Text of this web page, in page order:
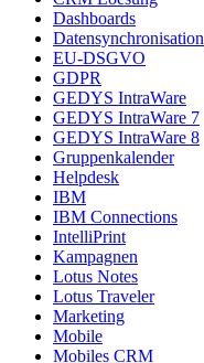
Dashboards
Datensynchronisation
EU-DSGVO
GDPR
GEDYS IntraWare
GEDYS IntraWare 7
GEDYS IntraWare 8
Gruppenkalender
Helpdesk
IBM
IBM Connections
IntelliPrint
Kampagnen
Lotus Notes
Lotus Traveler
Marketing
Mobile
Mobiles CRM